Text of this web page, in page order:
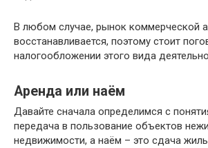
В любом случае, рынок коммерческой
восстанавливается, поэтому стоит
налогообложении этого вида
Аренда или наём
Давайте сначала определимся с
передача в пользование объектов
недвижимости, а наём – это сдача